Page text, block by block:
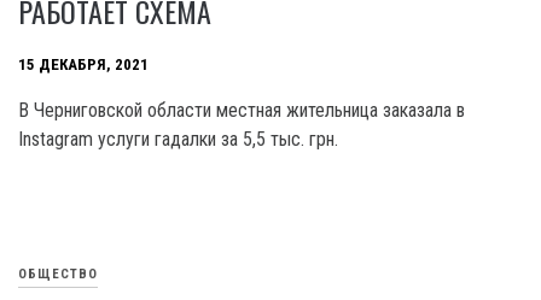
РАБОТАЕТ СХЕМА
15 ДЕКАБРЯ, 2021
В Черниговской области местная жительница заказала в
Instagram услуги гадалки за 5,5 тыс. грн.
ОБЩЕСТВО